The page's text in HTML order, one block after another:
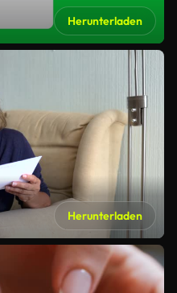
Herunterladen
Herunterladen